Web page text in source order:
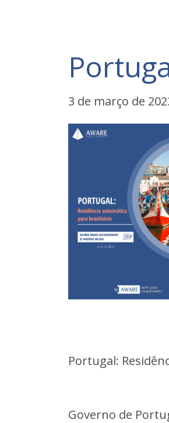
3 de março de
Portugal:
Governo de